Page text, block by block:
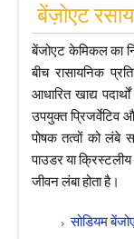
बेंज़ोएट
बेंजोएट केमिकल का
बीच रासायनिक
आधारित खाद्य
उपयुक्त
पोषक तत्वों को
पाउडर या
जीवन लंबा होता है।
सोडियम